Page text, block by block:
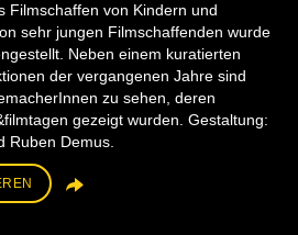
Filmschaffen von Kindern und
sehr jungen Filmschaffenden wurde
Neben einem kuratierten
der vergangenen Jahre sind
zu sehen, deren
gezeigt wurden. Gestaltung:
Ruben Demus.